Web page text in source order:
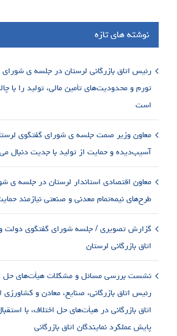
نوشته های تازه
رئیس اتاق بازرگانی لرستان در جلسه ی شورای
تورم و محدودیت‌های تأمین مالی، تولید را با
است
معاون وزیر صمت جلسه ی شورای گفتگوی
آسیب‌دیده و حمایت از تولید با جدیت دنبال
معاون اقتصادی استاندار لرستان در جلسه ی
طرح‌های نیمه‌تمام معدنی و صنعتی نیازمند
گزارش تصویری / جلسه شورای گفتگوی
اتاق بازرگانی لرستان
نشست بررسی مسائل و مشکلات هیأت‌های حل
رئیس اتاق بازرگانی، صنایع، معادن و کشاورزی
اتاق بازرگانی در هیأت‌های حل اختلاف، با
پایش عملکرد نمایندگان اتاق بازرگانی